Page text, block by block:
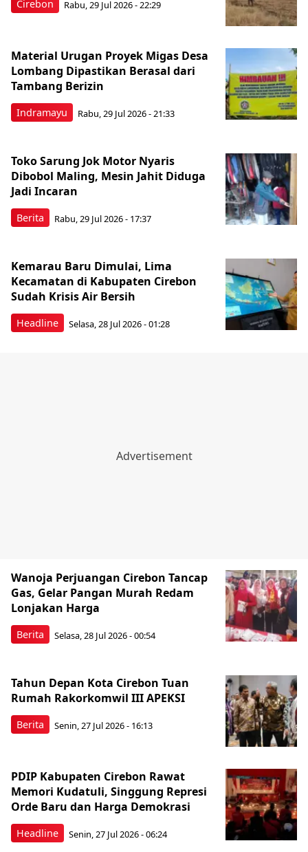
Cirebon Rabu, 29 Jul 2026 - 22:29
Indramayu
Material Urugan Proyek Migas Desa
Lombang Dipastikan Berasal dari
Tambang Berizin
Rabu, 29 Jul 2026 - 21:33
Berita
Toko Sarung Jok Motor Nyaris
Dibobol Maling, Mesin Jahit Diduga
Jadi Incaran
Rabu, 29 Jul 2026 - 17:37
Headline
Kemarau Baru Dimulai, Lima
Kecamatan di Kabupaten Cirebon
Sudah Krisis Air Bersih
Selasa, 28 Jul 2026 - 01:28
Berita
Wanoja Perjuangan Cirebon Tancap
Gas, Gelar Pangan Murah Redam
Lonjakan Harga
Selasa, 28 Jul 2026 - 00:54
Berita
Tahun Depan Kota Cirebon Tuan
Rumah Rakorkomwil III APEKSI
Senin, 27 Jul 2026 - 16:13
Headline
PDIP Kabupaten Cirebon Rawat
Memori Kudatuli, Singgung Represi
Orde Baru dan Harga Demokrasi
Senin, 27 Jul 2026 - 06:24